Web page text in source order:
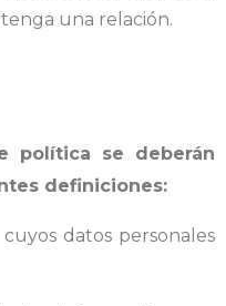
una relación.
política se deberán
definiciones:
datos personales